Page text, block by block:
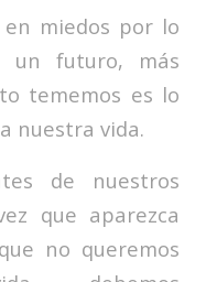
miedos por lo
un futuro, más
tememos es lo
nuestra vida.
de nuestros
que aparezca
no queremos